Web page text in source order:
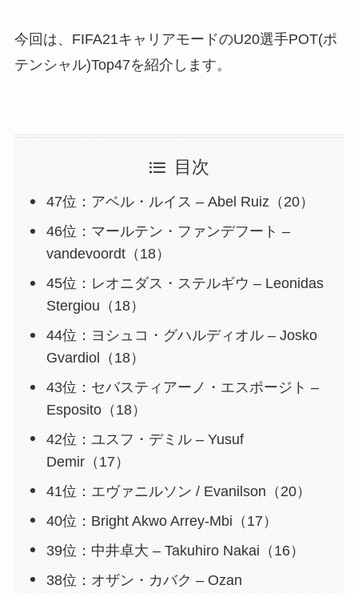
今回は、FIFA21キャリアモードのU20選手POT(ポ
テンシャル)Top47を紹介します。
目次
47位：アベル・ルイス – Abel Ruiz（20）
46位：マールテン・ファンデフート –
vandevoordt（18）
45位：レオニダス・ステルギウ – Leonidas
Stergiou（18）
44位：ヨシュコ・グハルディオル – Josko
Gvardiol（18）
43位：セバスティアーノ・エスポージト –
Esposito（18）
42位：ユスフ・デミル – Yusuf
Demir（17）
41位：エヴァニルソン / Evanilson（20）
40位：Bright Akwo Arrey-Mbi（17）
39位：中井卓大 – Takuhiro Nakai（16）
38位：オザン・カバク – Ozan